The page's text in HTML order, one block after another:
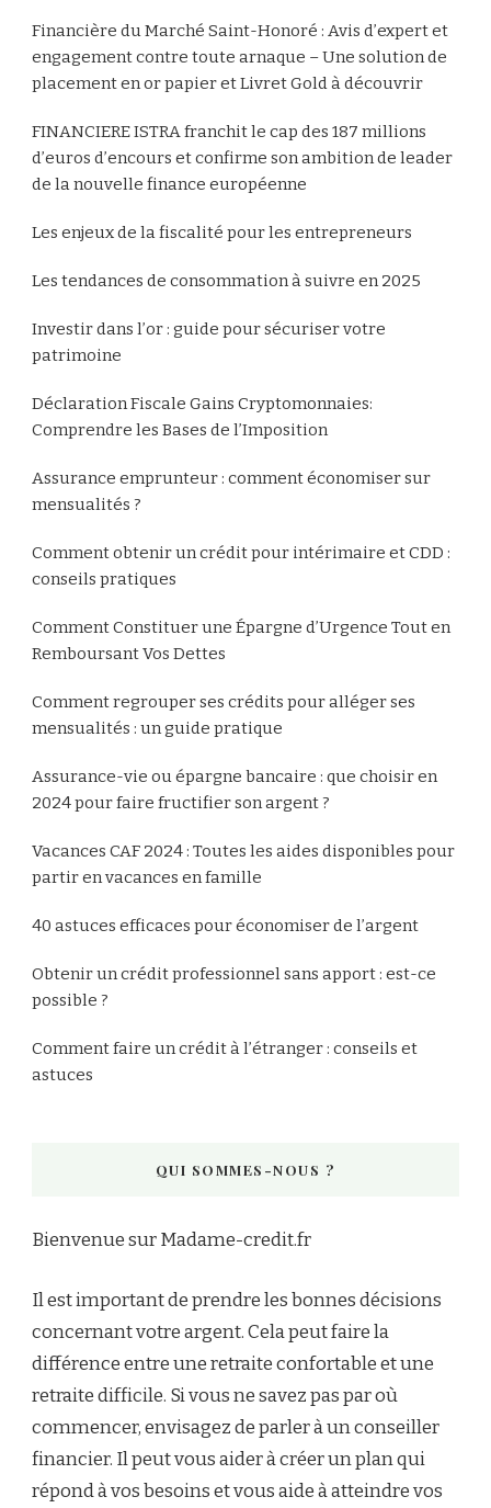
Financière du Marché Saint-Honoré : Avis d’expert et
engagement contre toute arnaque – Une solution de
placement en or papier et Livret Gold à découvrir
FINANCIERE ISTRA franchit le cap des 187 millions
d’euros d’encours et confirme son ambition de leader
de la nouvelle finance européenne
Les enjeux de la fiscalité pour les entrepreneurs
Les tendances de consommation à suivre en 2025
Investir dans l’or : guide pour sécuriser votre
patrimoine
Déclaration Fiscale Gains Cryptomonnaies:
Comprendre les Bases de l’Imposition
Assurance emprunteur : comment économiser sur
mensualités ?
Comment obtenir un crédit pour intérimaire et CDD :
conseils pratiques
Comment Constituer une Épargne d’Urgence Tout en
Remboursant Vos Dettes
Comment regrouper ses crédits pour alléger ses
mensualités : un guide pratique
Assurance-vie ou épargne bancaire : que choisir en
2024 pour faire fructifier son argent ?
Vacances CAF 2024 : Toutes les aides disponibles pour
partir en vacances en famille
40 astuces efficaces pour économiser de l’argent
Obtenir un crédit professionnel sans apport : est-ce
possible ?
Comment faire un crédit à l’étranger : conseils et
astuces
QUI SOMMES-NOUS ?
Bienvenue sur Madame-credit.fr
Il est important de prendre les bonnes décisions
concernant votre argent. Cela peut faire la
différence entre une retraite confortable et une
retraite difficile. Si vous ne savez pas par où
commencer, envisagez de parler à un conseiller
financier. Il peut vous aider à créer un plan qui
répond à vos besoins et vous aide à atteindre vos